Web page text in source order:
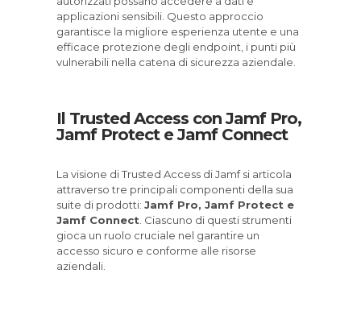
applicazioni sensibili. Questo approccio
garantisce la migliore esperienza utente e una
efficace protezione degli endpoint, i punti più
vulnerabili nella catena di sicurezza aziendale.
Il Trusted Access con Jamf Pro,
Jamf Protect e Jamf Connect
La visione di Trusted Access di Jamf si articola
attraverso tre principali componenti della sua
suite di prodotti: Jamf Pro, Jamf Protect e
Jamf Connect . Ciascuno di questi strumenti
gioca un ruolo cruciale nel garantire un
accesso sicuro e conforme alle risorse
aziendali.